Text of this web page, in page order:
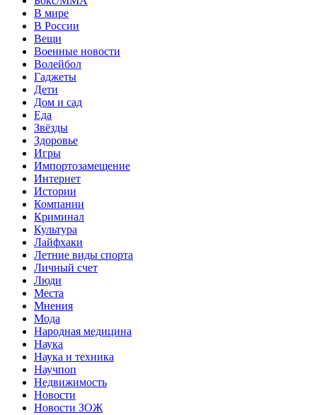
В мире
В России
Вещи
Военные новости
Волейбол
Гаджеты
Дети
Дом и сад
Еда
Звёзды
Здоровье
Игры
Импортозамещение
Интернет
Истории
Компании
Криминал
Культура
Лайфхаки
Летние виды спорта
Личный счет
Люди
Места
Мнения
Мода
Народная медицина
Наука
Наука и техника
Научпоп
Недвижимость
Новости
Новости ЗОЖ